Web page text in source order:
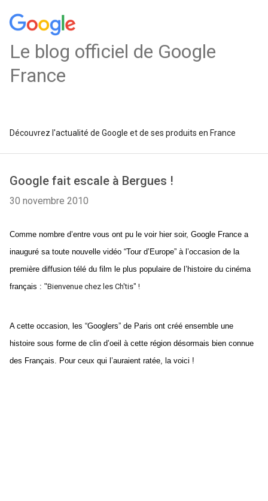
Le blog officiel de Google
France
Découvrez l'actualité de Google et de ses produits en France
Google fait escale à Bergues !
30 novembre 2010
Comme nombre d’entre vous ont pu le voir hier soir, Google France a
inauguré sa toute nouvelle vidéo “Tour d’Europe” à l’occasion de la
première diffusion télé du film le plus populaire de l’histoire du cinéma
français : "Bienvenue chez les Ch'tis" !
A cette occasion, les “Googlers” de Paris ont créé ensemble une
histoire sous forme de clin d’oeil à cette région désormais bien connue
des Français. Pour ceux qui l’auraient ratée, la voici !